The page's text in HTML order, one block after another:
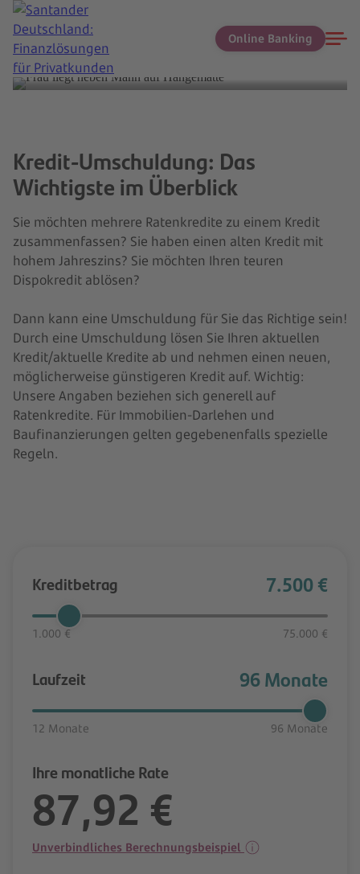
Online Banking
Jetzt umschulden
Kredit-Umschuldung: Das
Wichtigste im Überblick
Sie möchten mehrere Ratenkredite zu einem Kredit
zusammenfassen? Sie haben einen alten Kredit mit
hohem Jahreszins? Sie möchten Ihren teuren
Dispokredit ablösen?
Dann kann eine Umschuldung für Sie das Richtige sein!
Durch eine Umschuldung lösen Sie Ihren aktuellen
Kredit/aktuelle Kredite ab und nehmen einen neuen,
möglicherweise günstigeren Kredit auf. Wichtig:
Unsere Angaben beziehen sich generell auf
Ratenkredite. Für Immobilien-Darlehen und
Baufinanzierungen gelten gegebenenfalls spezielle
Regeln.
Kreditbetrag 7.500 €
1.000 € 75.000 €
Laufzeit 96 Monate
12 Monate 96 Monate
Ihre monatliche Rate
87,92 €
Unverbindliches Berechnungsbeispiel